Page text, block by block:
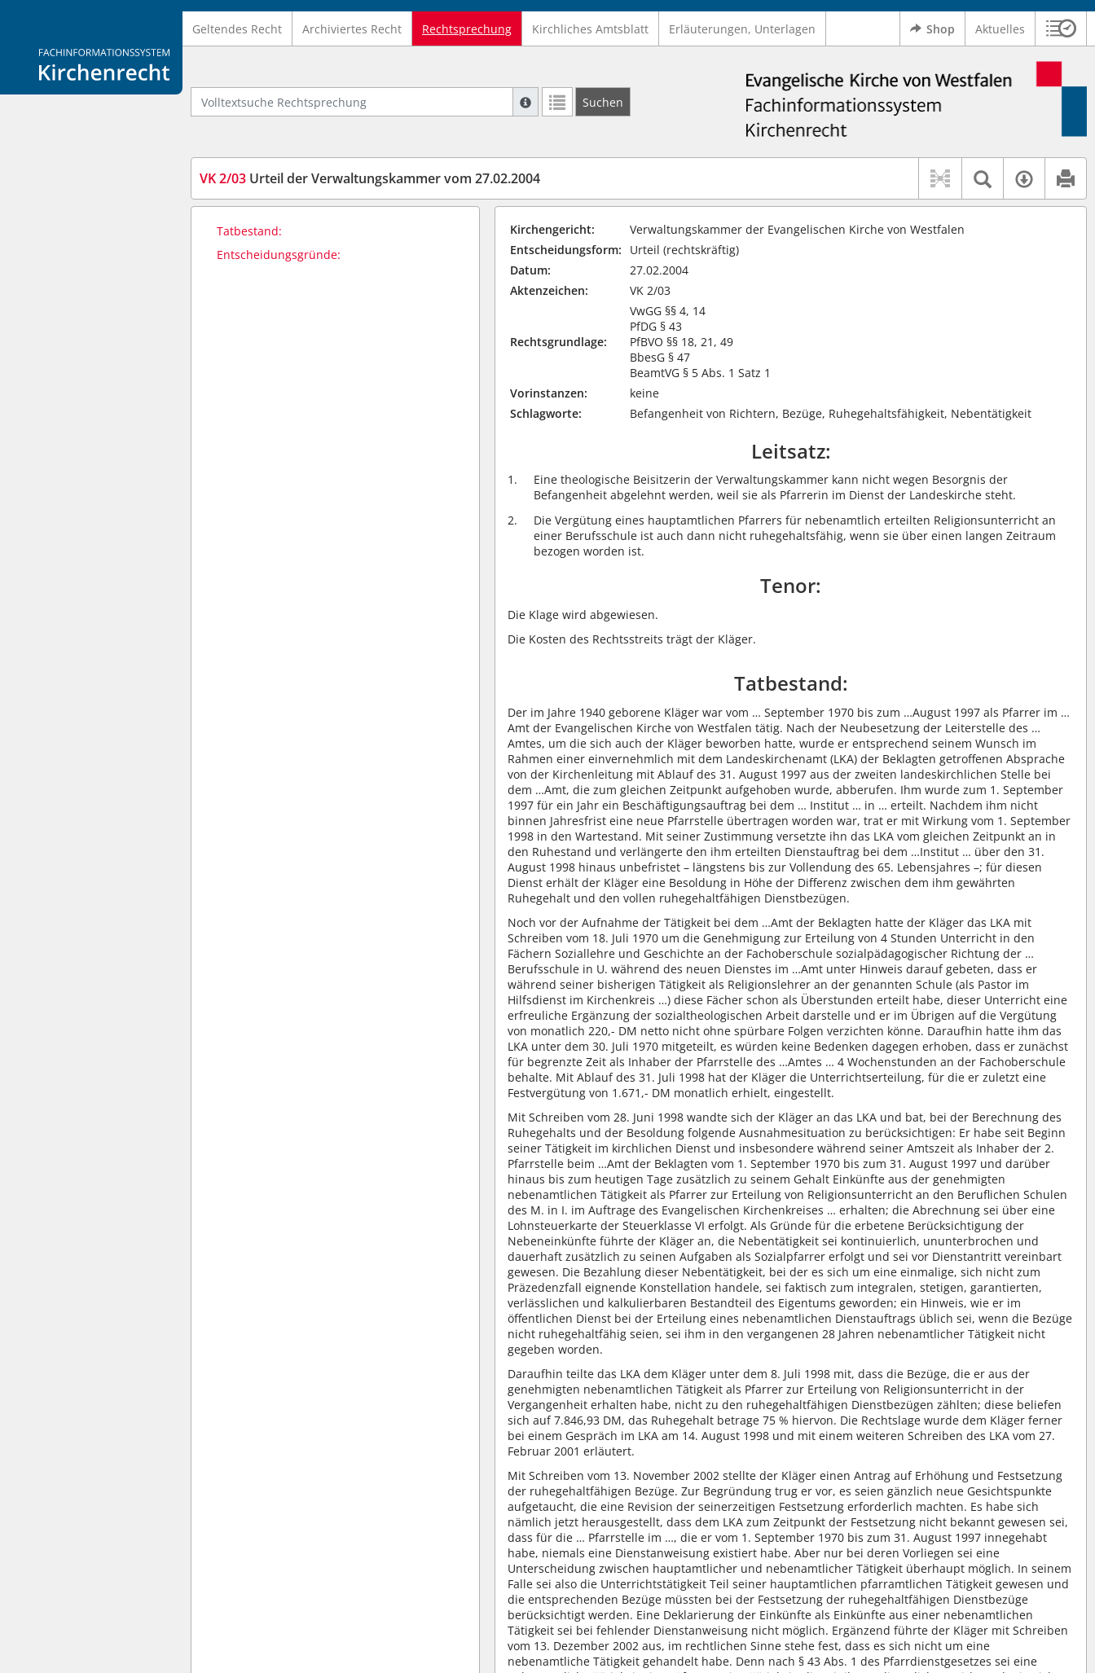
Logo Fachinformationssystem Kirchenrecht
Geltendes Recht Archiviertes Recht Rechtsprechung Kirchliches Amtsblatt Erläuterungen, Unterlagen Shop Aktuelles
Volltextsuche Rechtsprechung
Suche mit Platzhalter "*", Bsp. Pfarrer*, findet auch: "Pfarrerinitiative" oder "Pfarrerausschuss".
Weitere Suchoperatoren finden Sie in unserer Hilfe.
Suchen
VK 2/03 Urteil der Verwaltungskammer vom 27.02.2004 Textsuche
Tatbestand:
Entscheidungsgründe:
Kirchengericht:
Verwaltungskammer der Evangelischen Kirche von Westfalen
Entscheidungsform:
Urteil (rechtskräftig)
Datum:
27.02.2004
Aktenzeichen:
VK 2/03
Rechtsgrundlage:
VwGG §§ 4, 14
PfDG § 43
PfBVO §§ 18, 21, 49
BbesG § 47
BeamtVG § 5 Abs. 1 Satz 1
Vorinstanzen:
keine
Schlagworte:
Befangenheit von Richtern, Bezüge, Ruhegehaltsfähigkeit, Nebentätigkeit
Leitsatz:
Eine theologische Beisitzerin der Verwaltungskammer kann nicht wegen Besorgnis der
Befangenheit abgelehnt werden, weil sie als Pfarrerin im Dienst der Landeskirche steht.
Die Vergütung eines hauptamtlichen Pfarrers für nebenamtlich erteilten Religionsunterricht an
einer Berufsschule ist auch dann nicht ruhegehaltsfähig, wenn sie über einen langen Zeitraum
bezogen worden ist.
Tenor:
Die Klage wird abgewiesen.
Die Kosten des Rechtsstreits trägt der Kläger.
Tatbestand:
Der im Jahre 1940 geborene Kläger war vom … September 1970 bis zum …August 1997 als Pfarrer im …
Amt der Evangelischen Kirche von Westfalen tätig. Nach der Neubesetzung der Leiterstelle des …
Amtes, um die sich auch der Kläger beworben hatte, wurde er entsprechend seinem Wunsch im
Rahmen einer einvernehmlich mit dem Landeskirchenamt (LKA) der Beklagten getroffenen Absprache
von der Kirchenleitung mit Ablauf des 31. August 1997 aus der zweiten landeskirchlichen Stelle bei
dem …Amt, die zum gleichen Zeitpunkt aufgehoben wurde, abberufen. Ihm wurde zum 1. September
1997 für ein Jahr ein Beschäftigungsauftrag bei dem … Institut … in … erteilt. Nachdem ihm nicht
binnen Jahresfrist eine neue Pfarrstelle übertragen worden war, trat er mit Wirkung vom 1. September
1998 in den Wartestand. Mit seiner Zustimmung versetzte ihn das LKA vom gleichen Zeitpunkt an in
den Ruhestand und verlängerte den ihm erteilten Dienstauftrag bei dem …Institut … über den 31.
August 1998 hinaus unbefristet – längstens bis zur Vollendung des 65. Lebensjahres –; für diesen
Dienst erhält der Kläger eine Besoldung in Höhe der Differenz zwischen dem ihm gewährten
Ruhegehalt und den vollen ruhegehaltfähigen Dienstbezügen.
Noch vor der Aufnahme der Tätigkeit bei dem …Amt der Beklagten hatte der Kläger das LKA mit
Schreiben vom 18. Juli 1970 um die Genehmigung zur Erteilung von 4 Stunden Unterricht in den
Fächern Soziallehre und Geschichte an der Fachoberschule sozialpädagogischer Richtung der …
Berufsschule in U. während des neuen Dienstes im …Amt unter Hinweis darauf gebeten, dass er
während seiner bisherigen Tätigkeit als Religionslehrer an der genannten Schule (als Pastor im
Hilfsdienst im Kirchenkreis …) diese Fächer schon als Überstunden erteilt habe, dieser Unterricht eine
erfreuliche Ergänzung der sozialtheologischen Arbeit darstelle und er im Übrigen auf die Vergütung
von monatlich 220,- DM netto nicht ohne spürbare Folgen verzichten könne. Daraufhin hatte ihm das
LKA unter dem 30. Juli 1970 mitgeteilt, es würden keine Bedenken dagegen erhoben, dass er zunächst
für begrenzte Zeit als Inhaber der Pfarrstelle des …Amtes … 4 Wochenstunden an der Fachoberschule
behalte. Mit Ablauf des 31. Juli 1998 hat der Kläger die Unterrichtserteilung, für die er zuletzt eine
Festvergütung von 1.671,- DM monatlich erhielt, eingestellt.
Mit Schreiben vom 28. Juni 1998 wandte sich der Kläger an das LKA und bat, bei der Berechnung des
Ruhegehalts und der Besoldung folgende Ausnahmesituation zu berücksichtigen: Er habe seit Beginn
seiner Tätigkeit im kirchlichen Dienst und insbesondere während seiner Amtszeit als Inhaber der 2.
Pfarrstelle beim …Amt der Beklagten vom 1. September 1970 bis zum 31. August 1997 und darüber
hinaus bis zum heutigen Tage zusätzlich zu seinem Gehalt Einkünfte aus der genehmigten
nebenamtlichen Tätigkeit als Pfarrer zur Erteilung von Religionsunterricht an den Beruflichen Schulen
des M. in I. im Auftrage des Evangelischen Kirchenkreises … erhalten; die Abrechnung sei über eine
Lohnsteuerkarte der Steuerklasse VI erfolgt. Als Gründe für die erbetene Berücksichtigung der
Nebeneinkünfte führte der Kläger an, die Nebentätigkeit sei kontinuierlich, ununterbrochen und
dauerhaft zusätzlich zu seinen Aufgaben als Sozialpfarrer erfolgt und sei vor Dienstantritt vereinbart
gewesen. Die Bezahlung dieser Nebentätigkeit, bei der es sich um eine einmalige, sich nicht zum
Präzedenzfall eignende Konstellation handele, sei faktisch zum integralen, stetigen, garantierten,
verlässlichen und kalkulierbaren Bestandteil des Eigentums geworden; ein Hinweis, wie er im
öffentlichen Dienst bei der Erteilung eines nebenamtlichen Dienstauftrags üblich sei, wenn die Bezüge
nicht ruhegehaltfähig seien, sei ihm in den vergangenen 28 Jahren nebenamtlicher Tätigkeit nicht
gegeben worden.
Daraufhin teilte das LKA dem Kläger unter dem 8. Juli 1998 mit, dass die Bezüge, die er aus der
genehmigten nebenamtlichen Tätigkeit als Pfarrer zur Erteilung von Religionsunterricht in der
Vergangenheit erhalten habe, nicht zu den ruhegehaltfähigen Dienstbezügen zählten; diese beliefen
sich auf 7.846,93 DM, das Ruhegehalt betrage 75 % hiervon. Die Rechtslage wurde dem Kläger ferner
bei einem Gespräch im LKA am 14. August 1998 und mit einem weiteren Schreiben des LKA vom 27.
Februar 2001 erläutert.
Mit Schreiben vom 13. November 2002 stellte der Kläger einen Antrag auf Erhöhung und Festsetzung
der ruhegehaltfähigen Bezüge. Zur Begründung trug er vor, es seien gänzlich neue Gesichtspunkte
aufgetaucht, die eine Revision der seinerzeitigen Festsetzung erforderlich machten. Es habe sich
nämlich jetzt herausgestellt, dass dem LKA zum Zeitpunkt der Festsetzung nicht bekannt gewesen sei,
dass für die … Pfarrstelle im …, die er vom 1. September 1970 bis zum 31. August 1997 innegehabt
habe, niemals eine Dienstanweisung existiert habe. Aber nur bei deren Vorliegen sei eine
Unterscheidung zwischen hauptamtlicher und nebenamtlicher Tätigkeit überhaupt möglich. In seinem
Falle sei also die Unterrichtstätigkeit Teil seiner hauptamtlichen pfarramtlichen Tätigkeit gewesen und
die entsprechenden Bezüge müssten bei der Festsetzung der ruhegehaltfähigen Dienstbezüge
berücksichtigt werden. Eine Deklarierung der Einkünfte als Einkünfte aus einer nebenamtlichen
Tätigkeit sei bei fehlender Dienstanweisung nicht möglich. Ergänzend führte der Kläger mit Schreiben
vom 13. Dezember 2002 aus, im rechtlichen Sinne stehe fest, dass es sich nicht um eine
nebenamtliche Tätigkeit gehandelt habe. Denn nach § 43 Abs. 1 des Pfarrdienstgesetzes sei eine